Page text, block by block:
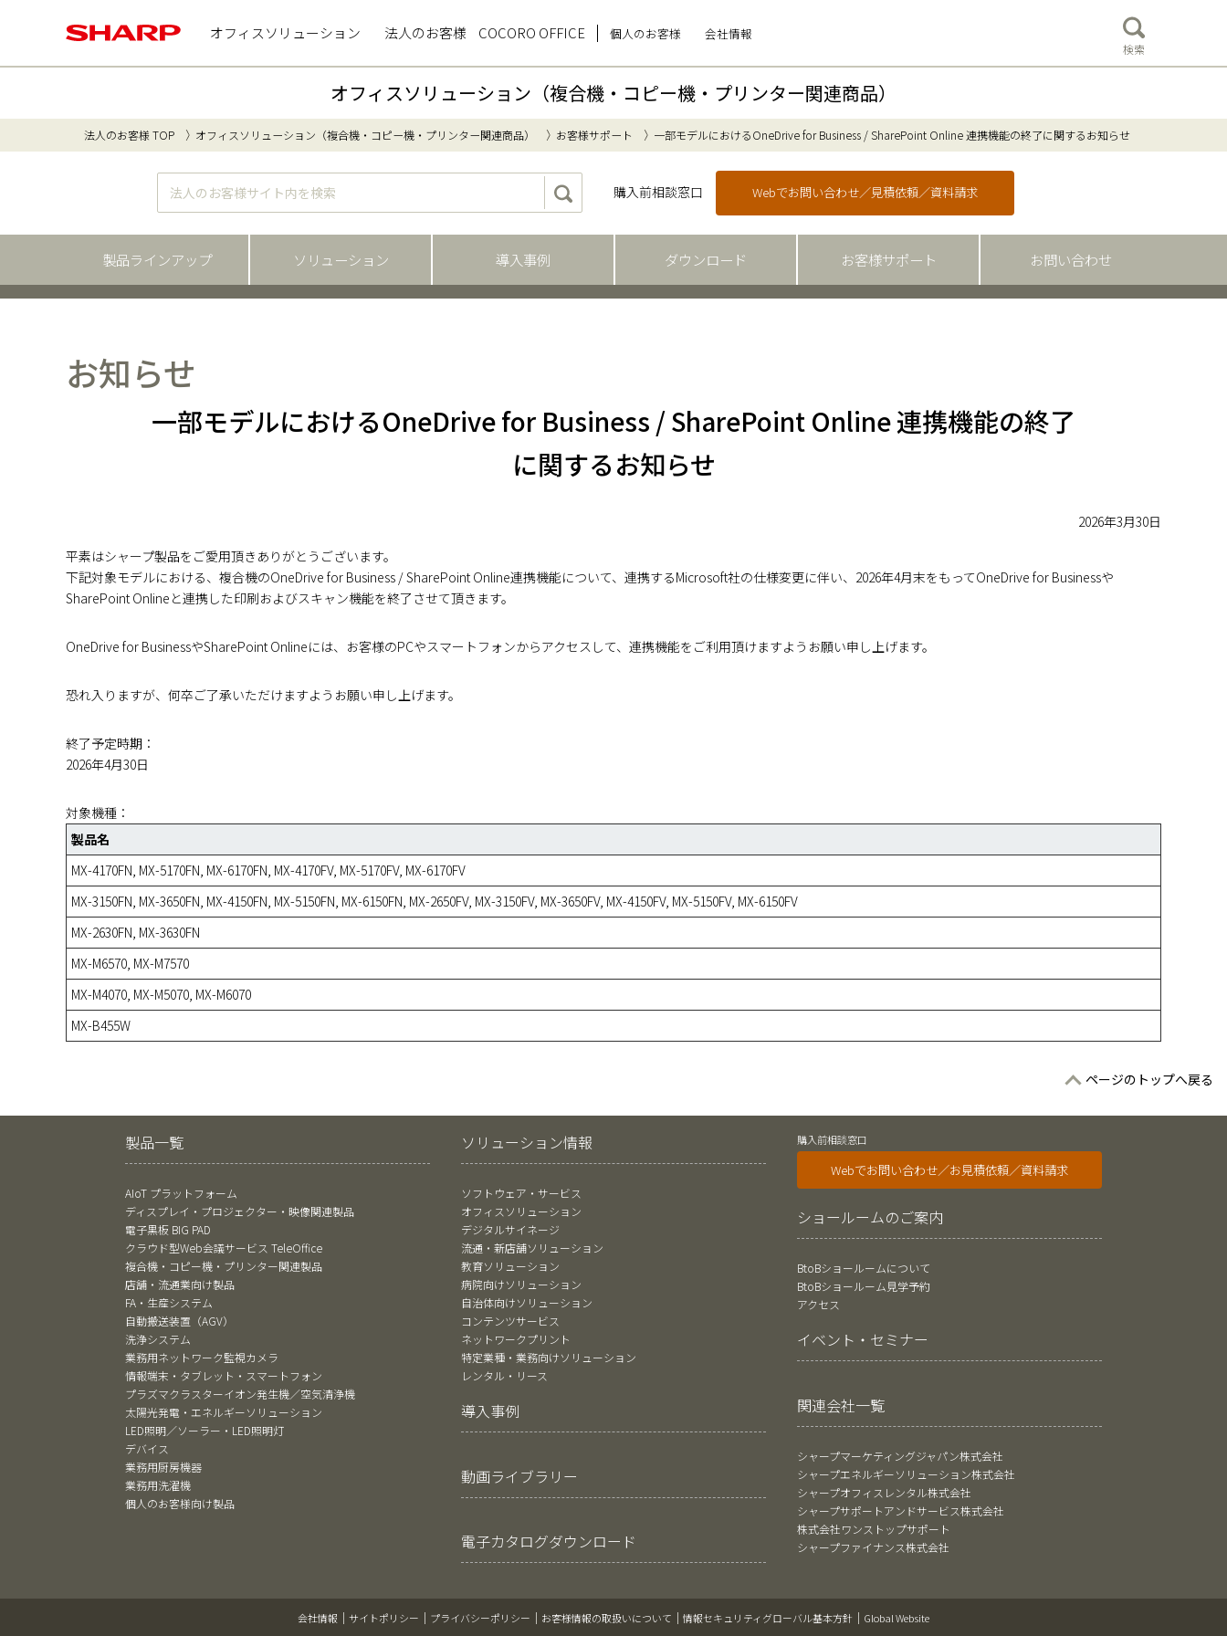
オフィスソリューション 法人のお客様 COCORO OFFICE 個人のお客様 会社情報
検索
オフィスソリューション（複合機・コピー機・プリンター関連商品）
法人のお客様 TOP オフィスソリューション（複合機・コピー機・プリンター関連商品） お客様サポート 一部モデルにおけるOneDrive for Business / SharePoint Online 連携機能の終了に関するお知らせ
購入前相談窓口 Webでお問い合わせ／見積依頼／資料請求
製品ラインアップ ソリューション 導入事例 ダウンロード お客様サポート お問い合わせ
お知らせ
一部モデルにおけるOneDrive for Business / SharePoint Online 連携機能の終了
に関するお知らせ
2026年3月30日
平素はシャープ製品をご愛用頂きありがとうございます。
下記対象モデルにおける、複合機のOneDrive for Business / SharePoint Online連携機能について、連携するMicrosoft社の仕様変更に伴い、2026年4月末をもってOneDrive for Businessや
SharePoint Onlineと連携した印刷およびスキャン機能を終了させて頂きます。
OneDrive for BusinessやSharePoint Onlineには、お客様のPCやスマートフォンからアクセスして、連携機能をご利用頂けますようお願い申し上げます。
恐れ入りますが、何卒ご了承いただけますようお願い申し上げます。
終了予定時期：
2026年4月30日
対象機種：
製品名
MX-4170FN, MX-5170FN, MX-6170FN, MX-4170FV, MX-5170FV, MX-6170FV
MX-3150FN, MX-3650FN, MX-4150FN, MX-5150FN, MX-6150FN, MX-2650FV, MX-3150FV, MX-3650FV, MX-4150FV, MX-5150FV, MX-6150FV
MX-2630FN, MX-3630FN
MX-M6570, MX-M7570
MX-M4070, MX-M5070, MX-M6070
MX-B455W
ページのトップへ戻る
製品一覧
AIoT プラットフォーム
ディスプレイ・プロジェクター・映像関連製品
電子黒板 BIG PAD
クラウド型Web会議サービス TeleOffice
複合機・コピー機・プリンター関連製品
店舗・流通業向け製品
FA・生産システム
自動搬送装置（AGV）
洗浄システム
業務用ネットワーク監視カメラ
情報端末・タブレット・スマートフォン
プラズマクラスターイオン発生機／空気清浄機
太陽光発電・エネルギーソリューション
LED照明／ソーラー・LED照明灯
デバイス
業務用厨房機器
業務用洗濯機
個人のお客様向け製品
ソリューション情報
ソフトウェア・サービス
オフィスソリューション
デジタルサイネージ
流通・新店舗ソリューション
教育ソリューション
病院向けソリューション
自治体向けソリューション
コンテンツサービス
ネットワークプリント
特定業種・業務向けソリューション
レンタル・リース
導入事例
動画ライブラリー
電子カタログダウンロード
購入前相談窓口
Webでお問い合わせ／お見積依頼／資料請求
ショールームのご案内
BtoBショールームについて
BtoBショールーム見学予約
アクセス
イベント・セミナー
関連会社一覧
シャープマーケティングジャパン株式会社
シャープエネルギーソリューション株式会社
シャープオフィスレンタル株式会社
シャープサポートアンドサービス株式会社
株式会社ワンストップサポート
シャープファイナンス株式会社
会社情報 サイトポリシー プライバシーポリシー お客様情報の取扱いについて 情報セキュリティグローバル基本方針 Global Website